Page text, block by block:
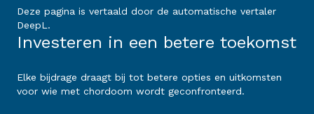
Deze pagina is vertaald door de automatische vertaler
DeepL.
Investeren in een betere toekomst
Elke bijdrage draagt bij tot betere opties en uitkomsten
voor wie met chordoom wordt geconfronteerd.